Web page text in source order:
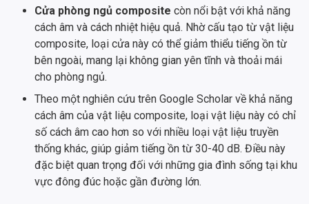
Cửa phòng ngủ composite còn nổi bật với khả năng
cách âm và cách nhiệt hiệu quả. Nhờ cấu tạo từ vật liệu
composite, loại cửa này có thể giảm thiểu tiếng ồn từ
bên ngoài, mang lại không gian yên tĩnh và thoải mái
cho phòng ngủ.
Theo một nghiên cứu trên Google Scholar về khả năng
cách âm của vật liệu composite, loại vật liệu này có chỉ
số cách âm cao hơn so với nhiều loại vật liệu truyền
thống khác, giúp giảm tiếng ồn từ 30-40 dB. Điều này
đặc biệt quan trọng đối với những gia đình sống tại khu
vực đông đúc hoặc gần đường lớn.